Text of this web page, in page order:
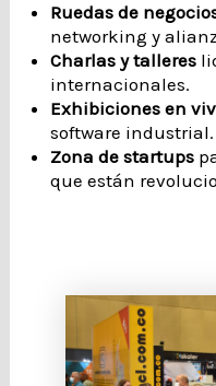
Ruedas de
networking y
Charlas y talleres
internacionales.
Exhibiciones en
software industrial.
Zona de startups
que están